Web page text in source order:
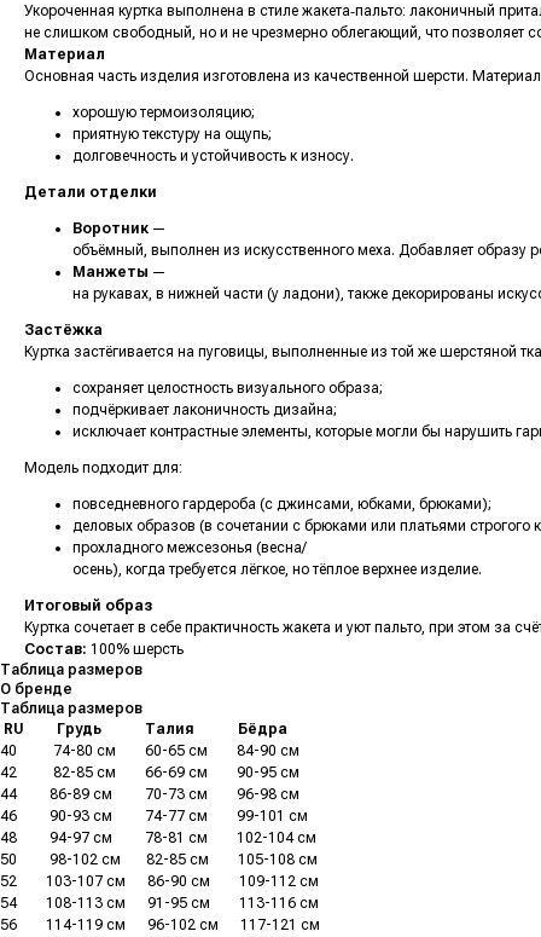
Укороченная куртка выполнена в стиле жакета‑пальто: лаконичный
не слишком свободный, но и не чрезмерно облегающий, что позволяет
Материал
Основная часть изделия изготовлена из качественной шерсти.
хорошую термоизоляцию;
приятную текстуру на ощупь;
долговечность и устойчивость к износу.
Детали отделки
Воротник —
объёмный, выполнен из искусственного меха. Добавляет образу
Манжеты —
на рукавах, в нижней части (у ладони), также декорированы
Застёжка
Куртка застёгивается на пуговицы, выполненные из той же шерстяной
сохраняет целостность визуального образа;
подчёркивает лаконичность дизайна;
исключает контрастные элементы, которые могли бы нарушить
Модель подходит для:
повседневного гардероба (с джинсами, юбками, брюками);
деловых образов (в сочетании с брюками или платьями строгого
прохладного межсезонья (весна/
осень), когда требуется лёгкое, но тёплое верхнее изделие.
Итоговый образ
Куртка сочетает в себе практичность жакета и уют пальто, при этом за
Состав: 100% шерсть
Таблица размеров
О бренде
Таблица размеров
RU Грудь Талия
Бёдра
40
74-80 см 60-65 см
84-90 см
42
82-85 см 66-69 см
90-95 см
44......... 86-89 см 70-73 см
96-98 см
46
90-93 см 74-77 см
99-101 см
48
94-97 см 78-81 см
102-104 см
50
98-102 см 82-85 см
105-108 см
52
103-107 см 86-90 см
109-112 см
54........ 108-113 см 91-95 см
113-116 см
56
114-119 см 96-102 см
117-121 см